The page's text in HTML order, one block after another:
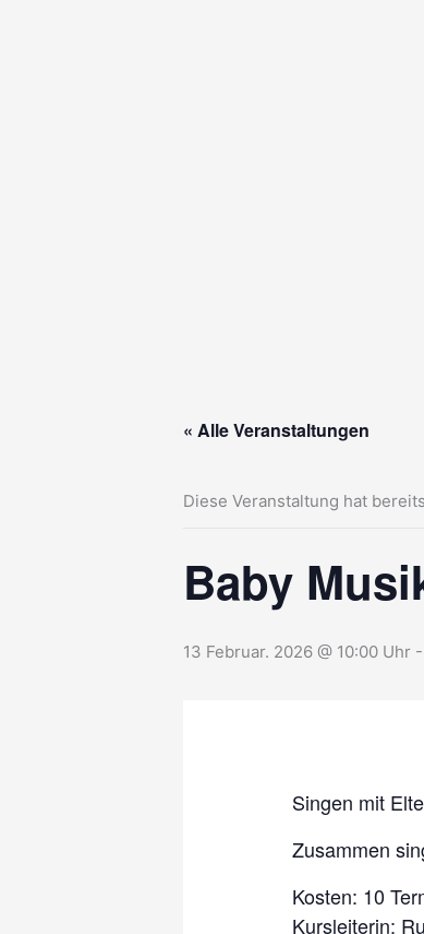
« Alle Veranstaltungen
Diese Veranstaltung hat
Baby
13 Februar. 2026 @ 10:00 Uhr -
Singen mit
Zusammen
Kosten: 10
Kursleiterin: